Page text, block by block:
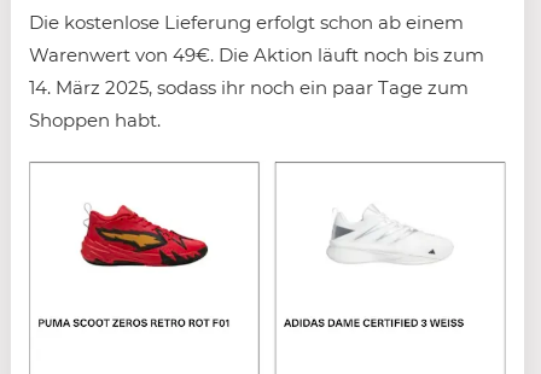
Die kostenlose Lieferung erfolgt schon ab einem
Warenwert von 49€. Die Aktion läuft noch bis zum
14. März 2025, sodass ihr noch ein paar Tage zum
Shoppen habt.